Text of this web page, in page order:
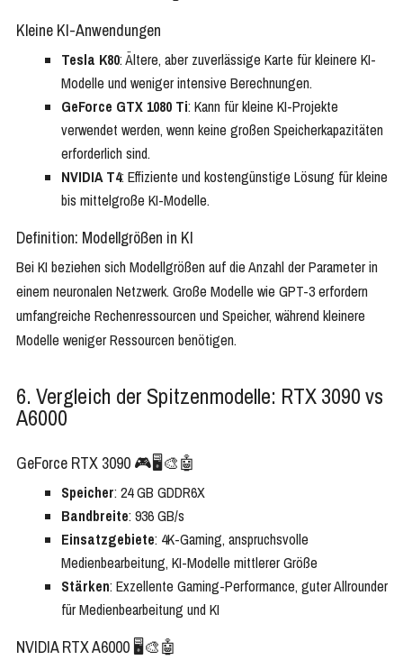
Kleine KI-Anwendungen
Tesla K80: Ältere, aber zuverlässige Karte für kleinere KI-
Modelle und weniger intensive Berechnungen.
GeForce GTX 1080 Ti: Kann für kleine KI-Projekte
verwendet werden, wenn keine großen Speicherkapazitäten
erforderlich sind.
NVIDIA T4: Effiziente und kostengünstige Lösung für kleine
bis mittelgroße KI-Modelle.
Definition: Modellgrößen in KI
Bei KI beziehen sich Modellgrößen auf die Anzahl der Parameter in
einem neuronalen Netzwerk. Große Modelle wie GPT-3 erfordern
umfangreiche Rechenressourcen und Speicher, während kleinere
Modelle weniger Ressourcen benötigen.
6. Vergleich der Spitzenmodelle: RTX 3090 vs
A6000
GeForce RTX 3090 🎮🖥️🎨🤖
Speicher: 24 GB GDDR6X
Bandbreite: 936 GB/s
Einsatzgebiete: 4K-Gaming, anspruchsvolle
Medienbearbeitung, KI-Modelle mittlerer Größe
Stärken: Exzellente Gaming-Performance, guter Allrounder
für Medienbearbeitung und KI
NVIDIA RTX A6000 🖥️🎨🤖